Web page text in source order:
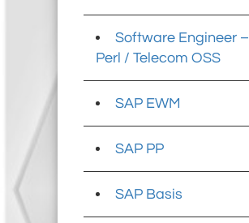
Software Engineer –
Perl / Telecom OSS
SAP EWM
SAP PP
SAP Basis